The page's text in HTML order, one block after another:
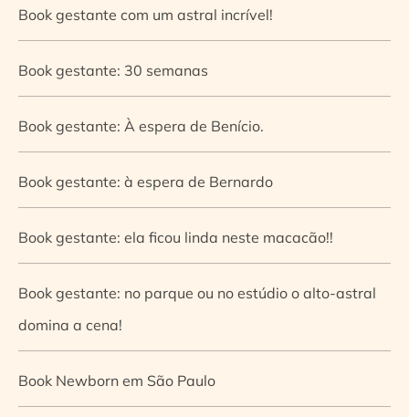
Book gestante com um astral incrível!
Book gestante: 30 semanas
Book gestante: À espera de Benício.
Book gestante: à espera de Bernardo
Book gestante: ela ficou linda neste macacão!!
Book gestante: no parque ou no estúdio o alto-astral
domina a cena!
Book Newborn em São Paulo